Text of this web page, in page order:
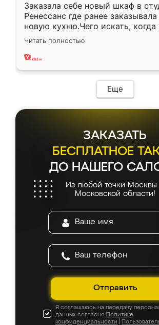
Заказала себе новый шкаф в
Ренессанс где ранее
новую кухню.Чего искать,
вполне довольна. Служит кухня
два года, нареканий нет.
Читать полностью
Еще
ЗАКАЗАТЬ
БЕСПЛАТНОЕ
ДО НАШЕГО
Из любой точки Москвы
Московской области!
Отправить
Я соглашаюсь на передачу
данных согласно Политике
конфиденциальности